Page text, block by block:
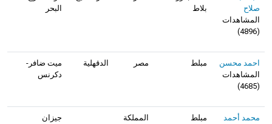
صلاح
المشاهدات
(
4896
)
بلاط
البحر
احمد محسن
المشاهدات
(
4685
)
مبلط مصر الدقهلية
ميت ضافر-
دكرنس
محمد أحمد
مبلط
المملكة
جيزان